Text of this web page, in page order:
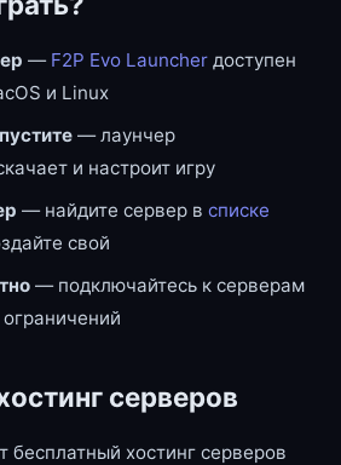
— F2P Evo Launcher доступен
и Linux
— лаунчер
и настроит игру
— найдите сервер в списке
свой
— подключайтесь к серверам
серверов
бесплатный хостинг серверов